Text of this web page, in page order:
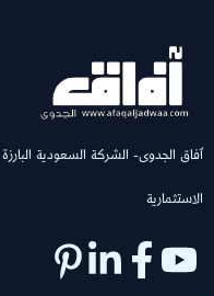
الاستثمارية